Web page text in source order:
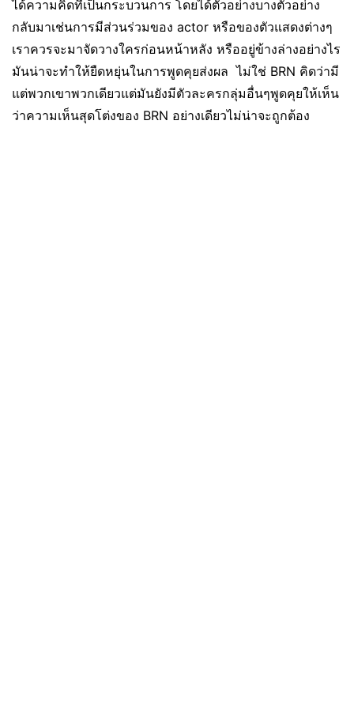
ได้ความคิดที่เป็นกระบวนการ โดยได้ตัวอย่างบางตัวอย่าง
กลับมาเช่นการมีส่วนร่วมของ actor หรือของตัวแสดงต่างๆ
เราควรจะมาจัดวางใครก่อนหน้าหลัง หรืออยู่ข้างล่างอย่างไร
มันน่าจะทำให้ยืดหยุ่นในการพูดคุยส่งผล ไม่ใช่ BRN คิดว่ามี
แต่พวกเขาพวกเดียวแต่มันยังมีตัวละครกลุ่มอื่นๆพูดคุยให้เห็น
ว่าความเห็นสุดโต่งของ BRN อย่างเดียวไม่น่าจะถูกต้อง